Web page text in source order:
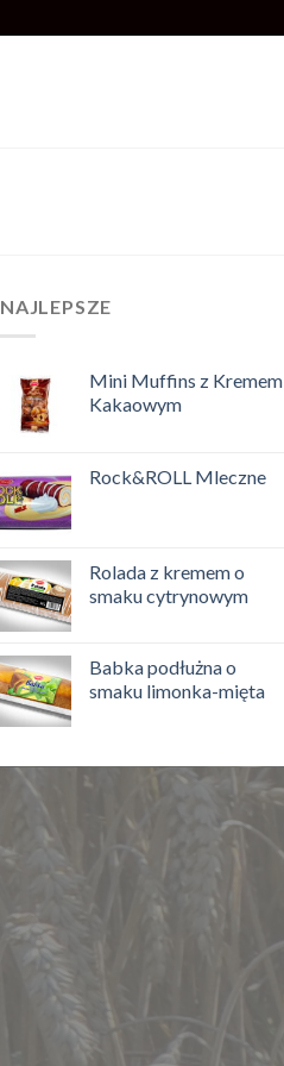
NAJLEPSZE
Mini Muffins z Kremem
Kakaowym
Rock&ROLL Mleczne
Rolada z kremem o
smaku cytrynowym
Babka podłużna o
smaku limonka-mięta